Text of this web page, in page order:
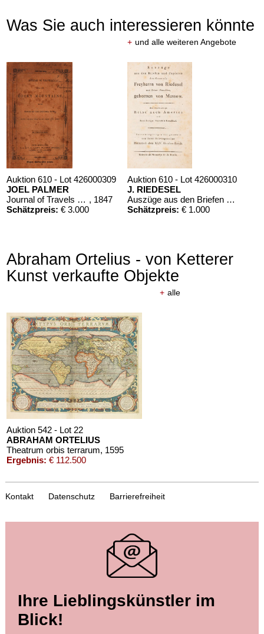
Was Sie auch interessieren könnte
+ und alle weiteren Angebote
Auktion 610 - Lot 426000309
JOEL PALMER
Journal of Travels over the Rocky Mountains , 1847
Schätzpreis: € 3.000
Auktion 610 - Lot 426000310
J. RIEDESEL
Auszüge aus den Briefen von Riedesel ... Reise nach America
Schätzpreis: € 1.000
Auktion 610 - Lot 426000323
CHARLES PERRAULT
Schätzpreis:€ 1.000
Abraham Ortelius - von Ketterer
Kunst verkaufte Objekte
+ alle
Auktion 542 - Lot 22
ABRAHAM ORTELIUS
Theatrum orbis terrarum, 1595
Ergebnis: € 112.500
ABRAHAM ORTELIUS
Theatrum orbis terrarum, 1574
Ergebnis:€ 47.500
Kontakt Datenschutz Barrierefreiheit
Ihre Lieblingskünstler im
Blick!